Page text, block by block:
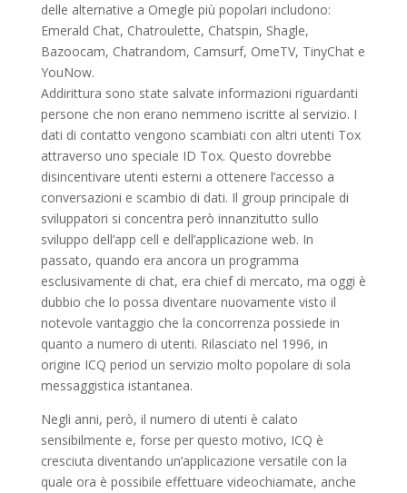
delle alternative a Omegle più popolari includono:
Emerald Chat, Chatroulette, Chatspin, Shagle,
Bazoocam, Chatrandom, Camsurf, OmeTV, TinyChat e
YouNow.
Addirittura sono state salvate informazioni riguardanti
persone che non erano nemmeno iscritte al servizio. I
dati di contatto vengono scambiati con altri utenti Tox
attraverso uno speciale ID Tox. Questo dovrebbe
disincentivare utenti esterni a ottenere l’accesso a
conversazioni e scambio di dati. Il group principale di
sviluppatori si concentra però innanzitutto sullo
sviluppo dell’app cell e dell’applicazione web. In
passato, quando era ancora un programma
esclusivamente di chat, era chief di mercato, ma oggi è
dubbio che lo possa diventare nuovamente visto il
notevole vantaggio che la concorrenza possiede in
quanto a numero di utenti. Rilasciato nel 1996, in
origine ICQ period un servizio molto popolare di sola
messaggistica istantanea.
Negli anni, però, il numero di utenti è calato
sensibilmente e, forse per questo motivo, ICQ è
cresciuta diventando un’applicazione versatile con la
quale ora è possibile effettuare videochiamate, anche